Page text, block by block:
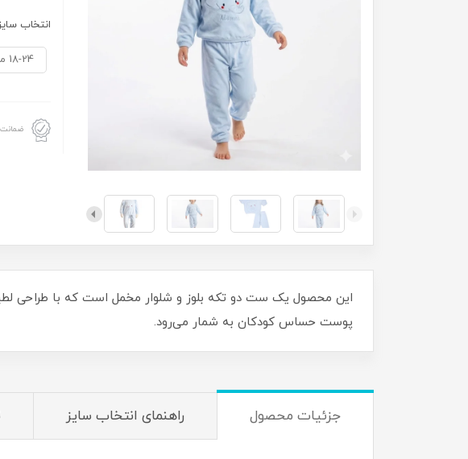
انتخاب
18-24 ماه
ضمانت
این محصول یک ست دو تکه بلوز و شلوار مخمل است که با طراحی
پوست حساس کودکان به شمار می‌رود.
جزئیات محصول راهنمای انتخاب سایز